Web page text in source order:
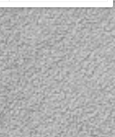
камер других
брендов, ID172MT
В наличии
Предлагаем вам купить
мощную присоску-
держатель для крепления
экшн камер на капот,
крышу, крыло или стекло
автомобиля, на
мотоциклы, катера или
другую гладкую и ровную
поверхность. Мощная
присоска-держатель
совместима с такими экшн
камерами как: GoPro,
Sjcam, Xiaomi и др.
Изготовлена присоска-